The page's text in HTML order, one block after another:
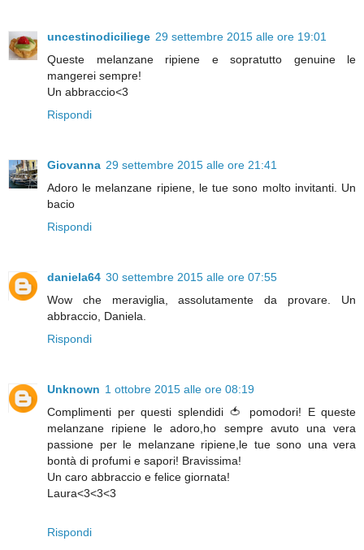
uncestinodiciliege 29 settembre 2015 alle ore 19:01
Queste melanzane ripiene e sopratutto genuine le
mangerei sempre!
Un abbraccio<3
Rispondi
Giovanna 29 settembre 2015 alle ore 21:41
Adoro le melanzane ripiene, le tue sono molto invitanti. Un
bacio
Rispondi
daniela64 30 settembre 2015 alle ore 07:55
Wow che meraviglia, assolutamente da provare. Un
abbraccio, Daniela.
Rispondi
Unknown 1 ottobre 2015 alle ore 08:19
Complimenti per questi splendidi 🍅 pomodori! E queste
melanzane ripiene le adoro,ho sempre avuto una vera
passione per le melanzane ripiene,le tue sono una vera
bontà di profumi e sapori! Bravissima!
Un caro abbraccio e felice giornata!
Laura<3<3<3
Rispondi